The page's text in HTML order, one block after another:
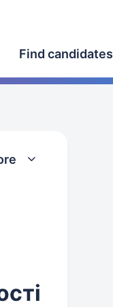
Find candidates